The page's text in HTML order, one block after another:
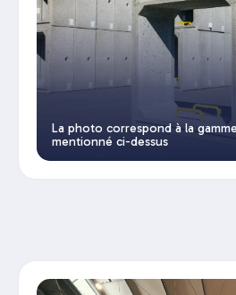
La photo correspond à la
mentionné ci-dessus